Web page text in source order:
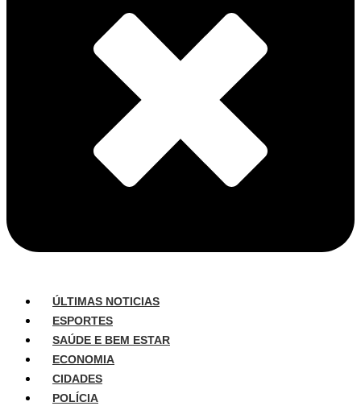
ÚLTIMAS NOTICIAS
ESPORTES
SAÚDE E BEM ESTAR
ECONOMIA
CIDADES
POLÍCIA